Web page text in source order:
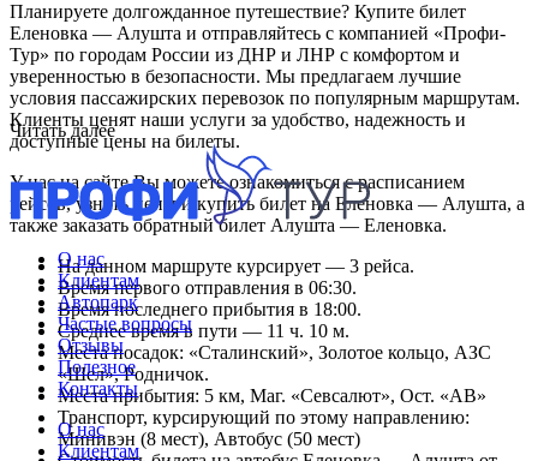
Планируете долгожданное путешествие? Купите билет
Еленовка — Алушта и отправляйтесь с компанией «Профи-
Тур» по городам России из ДНР и ЛНР с комфортом и
уверенностью в безопасности. Мы предлагаем лучшие
условия пассажирских перевозок по популярным маршрутам.
Клиенты ценят наши услуги за удобство, надежность и
доступные цены на билеты.
У нас на сайте Вы можете ознакомиться с расписанием
рейсов, узнать цены и купить билет на Еленовка — Алушта, а
также заказать обратный билет Алушта — Еленовка.
На данном маршруте курсирует — 3 рейса.
Время первого отправления в 06:30.
Время последнего прибытия в 18:00.
Среднее время в пути — 11 ч. 10 м.
Места посадок: «Сталинский», Золотое кольцо, АЗС
«Шел», Родничок.
Места прибытия: 5 км, Маг. «Севсалют», Ост. «АВ»
Транспорт, курсирующий по этому направлению:
Минивэн (8 мест), Автобус (50 мест)
Читать далее
О нас
Клиентам
Автопарк
Частые вопросы
Отзывы
Полезное
Контакты
О нас
Клиентам